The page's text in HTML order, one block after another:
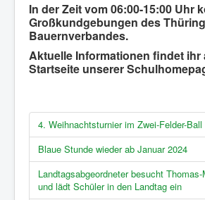
In der Zeit vom 06:00-15:00 Uhr
Großkundgebungen des
Bauernverbandes.
Aktuelle Informationen findet ihr
Startseite unserer
4. Weihnachtsturnier im Zwei-Felder-Ball
Blaue Stunde wieder ab Januar 2024
Landtagsabgeordneter besucht
und lädt Schüler in den Landtag ein